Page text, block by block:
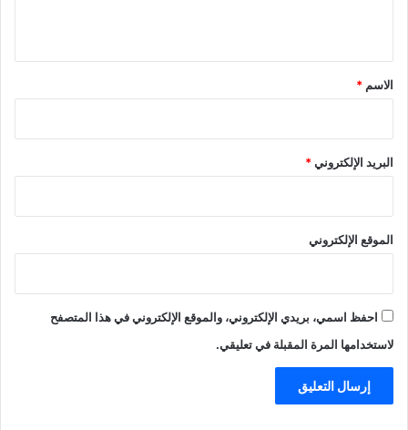
*
الاسم *
البريد الإلكتروني*
الموقع الإلكتروني
احفظ اسمي، بريدي الإلكتروني، والموقع الإلكتروني في هذا المتصفح
لاستخدامها المرة المقبلة في تعليقي.